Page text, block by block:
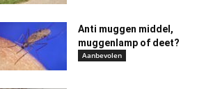
Anti muggen middel,
muggenlamp of deet?
Aanbevolen